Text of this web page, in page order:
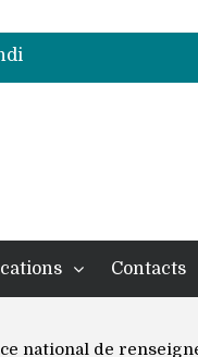
Contacts
national de